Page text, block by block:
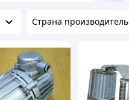
Страна производитель